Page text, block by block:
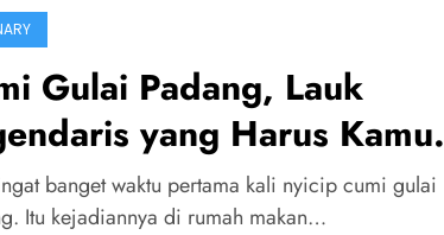
Gulai Padang, Lauk
yang Harus Kamu
Sekali Seumur Hidup
banget waktu pertama kali nyicip cumi gulai
Itu kejadiannya di rumah makan…